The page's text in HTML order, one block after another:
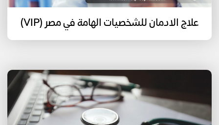
علاج الادمان للشخصيات الهامة في مصر (VIP)